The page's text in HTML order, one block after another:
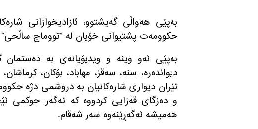
به‌پێی هه‌و‌اڵی گه‌یشتوو، ئازادیخوازانی
حكوومه‌ت پشتیوانی خۆیان له‌ “تووماج ساڵحی”
به‌پێی ئه‌و وینه و ویدیۆیانه‌ی به‌
دیوانده‌ره‌، سنه‌، سه‌قز، مهاباد، بۆكان،
ئێران دیواری شاره‌كانیان به‌ دروشمی دژه
و ده‌زگای قه‌زایی كردووه‌ كه‌ ئه‌گه‌ر حوكمی
هه‌میشه ئه‌گه‌ڕێنه‌وه‌ سه‌ر شه‌قام.